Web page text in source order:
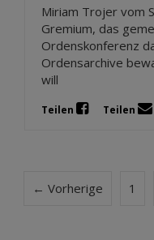
Miriam Trojer vom
Gremium, das
Ordenskonferenz
Ordensarchive
will
Teilen Teilen
← Vorherige 1